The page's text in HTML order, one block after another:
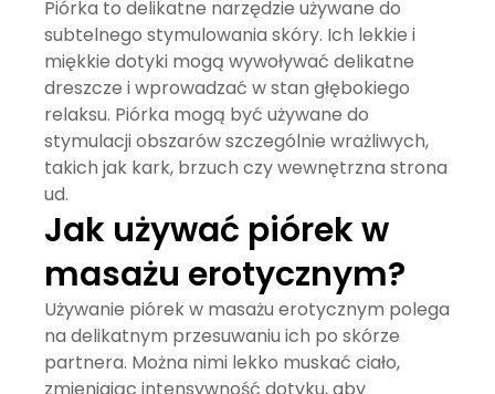
Piórka to delikatne narzędzie używane do
subtelnego stymulowania skóry. Ich lekkie i
miękkie dotyki mogą wywoływać delikatne
dreszcze i wprowadzać w stan głębokiego
relaksu. Piórka mogą być używane do
stymulacji obszarów szczególnie wrażliwych,
takich jak kark, brzuch czy wewnętrzna strona
ud.
Jak używać piórek w
masażu erotycznym?
Używanie piórekw masażu erotycznym polega
na delikatnym przesuwaniu ich po skórze
partnera. Można nimi lekko muskać ciało,